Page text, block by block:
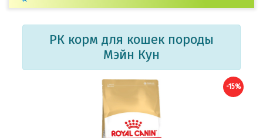
РК корм для кошек породы
Мэйн Кун
-15%